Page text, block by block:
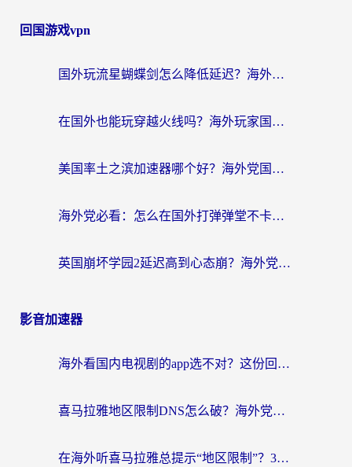
回国游戏vpn
国外玩流星蝴蝶剑怎么降低延迟？海外党必看的加速秘籍（含欧洲鸣潮&彩虹岛优化攻略）
在国外也能玩穿越火线吗？海外玩家国服游戏畅玩终极指南
美国率土之滨加速器哪个好？海外党国服游戏畅玩终极指南（附多游戏解决方案）
海外党必看：怎么在国外打弹弹堂不卡？番茄加速器亲测指南
英国崩坏学园2延迟高到心态崩？海外党国服游戏加速终极指南
影音加速器
海外看国内电视剧的app选不对？这份回国加速器避坑指南帮你流畅追剧
喜马拉雅地区限制DNS怎么破？海外党听国内音乐听书的终极解决方案
在海外听喜马拉雅总提示“地区限制”？3步轻松解除+听国内音乐全攻略